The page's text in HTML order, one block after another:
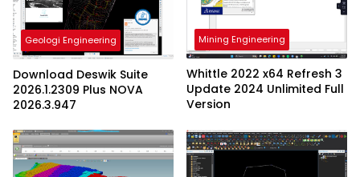
Geologi Engineering
Download Deswik Suite
2026.1.2309 Plus NOVA
2026.3.947
Mining Engineering
Whittle 2022 x64 Refresh 3
Update 2024 Unlimited Full
Version